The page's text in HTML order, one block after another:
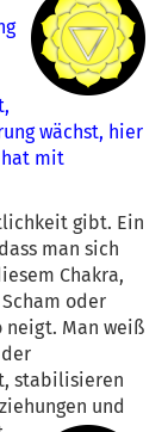
wächst, hier
hat mit
gibt. Ein
man sich
Chakra,
oder
neigt. Man weiß
stabilisieren
und